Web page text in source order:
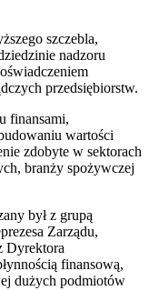
szczebla,
nadzoru
przedsiębiorstw.
finansami,
wartości
zdobyte w sektorach
branży spożywczej
był z grupą
Zarządu,
Dyrektora
finansową,
dużych podmiotów